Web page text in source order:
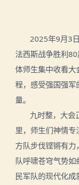
2025年9月3
法西斯战争胜利
体师生集中收看
程，感受强国强军
量。
九时整，大会
里，师生们神情
方队步伐铿锵有
队呼啸苍穹气势
民军队的现代化